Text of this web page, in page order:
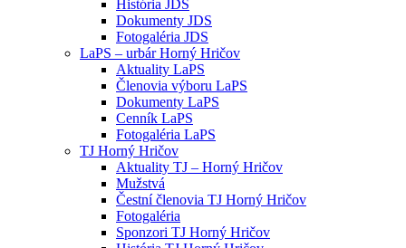
História JDS
Dokumenty JDS
Fotogaléria JDS
LaPS – urbár Horný Hričov
Aktuality LaPS
Členovia výboru LaPS
Dokumenty LaPS
Cenník LaPS
Fotogaléria LaPS
TJ Horný Hričov
Aktuality TJ – Horný Hričov
Mužstvá
Čestní členovia TJ Horný Hričov
Fotogaléria
Sponzori TJ Horný Hričov